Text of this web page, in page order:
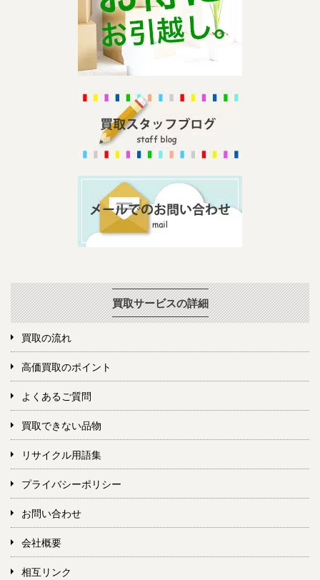
買取サービスの詳細
買取の流れ
高価買取のポイント
よくあるご質問
買取できない品物
リサイクル用語集
プライバシーポリシー
お問い合わせ
会社概要
相互リンク